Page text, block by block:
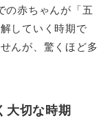
の赤ちゃんが「五
していく時期で
んが、驚くほど多
切な時期